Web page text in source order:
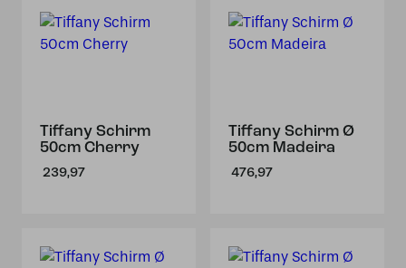
Tiffany Schirm
50cm Cherry
239,97
Tiffany Schirm Ø
50cm Madeira
476,97